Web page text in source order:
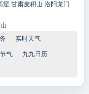
窟 甘肃麦积山 洛阳龙门
实时天气
气 九九日历